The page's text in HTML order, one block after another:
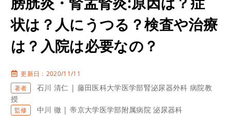
状は？人にうつる？検査や治療
は？入院は必要なの？
更新日：2020/11/11
著者
石川 清仁 | 藤田医科大学医学部腎泌尿器外科 病院教
授
監修 中川 徹 | 帝京大学医学部附属病院 泌尿器科